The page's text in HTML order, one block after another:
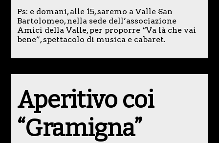
Ps: e domani, alle 15, saremo a Valle San
Bartolomeo, nella sede dell’associazione
Amici della Valle, per proporre “Va là che vai
bene”, spettacolo di musica e cabaret.
Aperitivo coi
“Gramigna”